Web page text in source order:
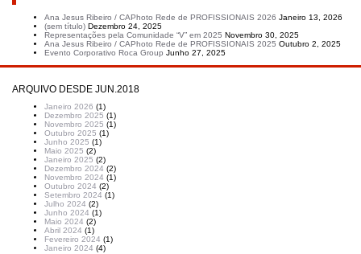
Ana Jesus Ribeiro / CAPhoto Rede de PROFISSIONAIS 2026 Janeiro 13, 2026
(sem título) Dezembro 24, 2025
Representações pela Comunidade “V” em 2025 Novembro 30, 2025
Ana Jesus Ribeiro / CAPhoto Rede de PROFISSIONAIS 2025 Outubro 2, 2025
Evento Corporativo Roca Group Junho 27, 2025
ARQUIVO DESDE JUN.2018
Janeiro 2026 (1)
Dezembro 2025 (1)
Novembro 2025 (1)
Outubro 2025 (1)
Junho 2025 (1)
Maio 2025 (2)
Janeiro 2025 (2)
Dezembro 2024 (2)
Novembro 2024 (1)
Outubro 2024 (2)
Setembro 2024 (1)
Julho 2024 (2)
Junho 2024 (1)
Maio 2024 (2)
Abril 2024 (1)
Fevereiro 2024 (1)
Janeiro 2024 (4)